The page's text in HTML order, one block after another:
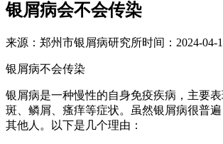
银屑病会不会传染
来源：郑州市银屑病研究所时间：2024-04-
银屑病不会传染
银屑病是一种慢性的自身免疫疾病，主要
斑、鳞屑、瘙痒等症状。虽然银屑病很普
其他人。以下是几个理由：